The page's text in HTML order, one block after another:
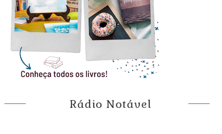
Rádio Notável